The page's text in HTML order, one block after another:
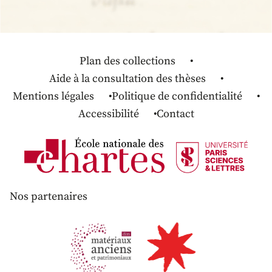
Plan des collections
Aide à la consultation des thèses
Mentions légales
Politique de confidentialité
Accessibilité
Contact
Nos partenaires